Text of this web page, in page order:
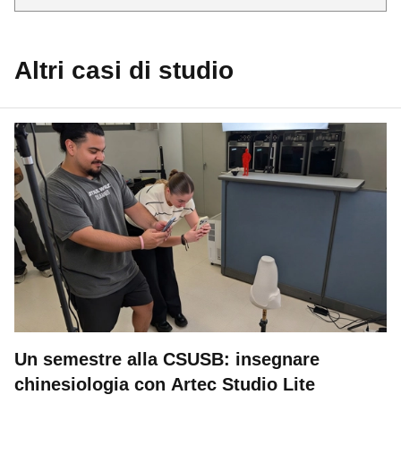
Altri casi di studio
Un semestre alla CSUSB: insegnare
chinesiologia con Artec Studio Lite